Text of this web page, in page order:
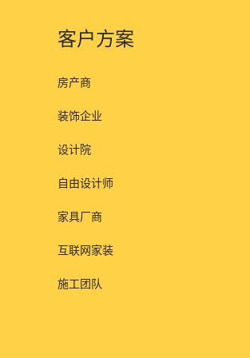
客户方案
房产商
装饰企业
设计院
自由设计师
家具厂商
互联网家装
施工团队